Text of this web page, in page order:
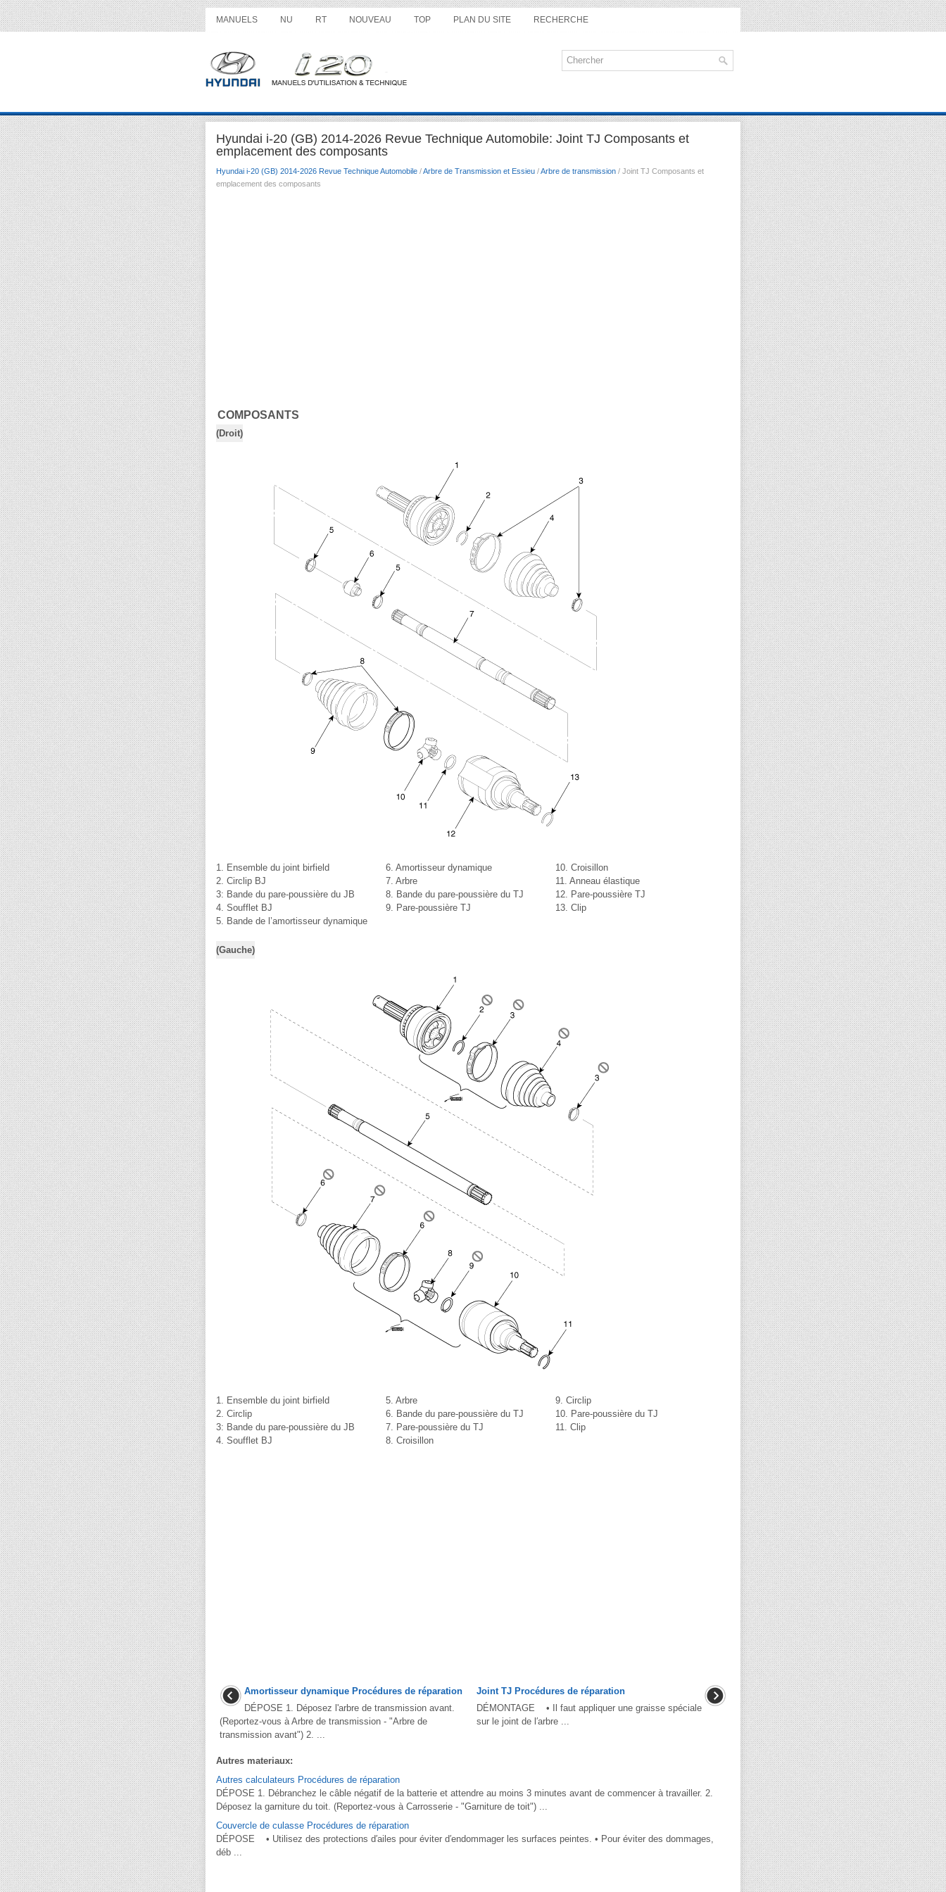
MANUELS NU RT NOUVEAU TOP PLAN DU SITE RECHERCHE
Hyundai i-20 (GB) 2014-2026 Revue Technique Automobile: Joint TJ Composants et
emplacement des composants
Hyundai i-20 (GB) 2014-2026 Revue Technique Automobile /Arbre de Transmission et Essieu /Arbre de transmission / Joint TJ Composants et
emplacement des composants
COMPOSANTS
(Droit)
1. Ensemble du joint birfield
2. Circlip BJ
3: Bande du pare-poussière du JB
4. Soufflet BJ
5. Bande de l’amortisseur dynamique
6. Amortisseur dynamique
7. Arbre
8. Bande du pare-poussière du TJ
9. Pare-poussière TJ
10. Croisillon
11. Anneau élastique
12. Pare-poussière TJ
13. Clip
(Gauche)
1. Ensemble du joint birfield
2. Circlip
3: Bande du pare-poussière du JB
4. Soufflet BJ
5. Arbre
6. Bande du pare-poussière du TJ
7. Pare-poussière du TJ
8. Croisillon
9. Circlip
10. Pare-poussière du TJ
11. Clip
Amortisseur dynamique Procédures de réparation
DÉPOSE 1. Déposez l'arbre de transmission avant.
(Reportez-vous à Arbre de transmission - "Arbre de
transmission avant") 2. ...
Joint TJ Procédures de réparation
DÉMONTAGE • Il faut appliquer une graisse spéciale
sur le joint de l′arbre ...
Autres materiaux:
Autres calculateurs Procédures de réparation
DÉPOSE 1. Débranchez le câble négatif de la batterie et attendre au moins 3 minutes avant de commencer à travailler. 2.
Déposez la garniture du toit. (Reportez-vous à Carrosserie - "Garniture de toit") ...
Couvercle de culasse Procédures de réparation
DÉPOSE • Utilisez des protections d′ailes pour éviter d′endommager les surfaces peintes. • Pour éviter des dommages,
déb ...